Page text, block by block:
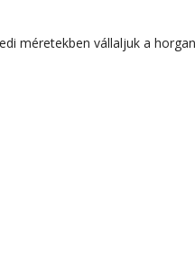
méretekben vállaljuk a